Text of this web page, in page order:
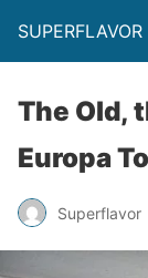
The Old,
Europa
Superflavor